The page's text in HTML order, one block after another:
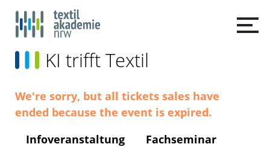
KI trifft Textil
We're sorry, but all tickets sales have
ended because the event is expired.
Infoveranstaltung
Fachseminar